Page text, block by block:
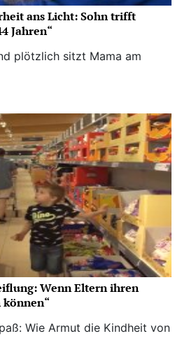
ans Licht: Sohn trifft
Jahren“
plötzlich sitzt Mama am
Wenn Eltern ihren
Wie Armut die Kindheit von